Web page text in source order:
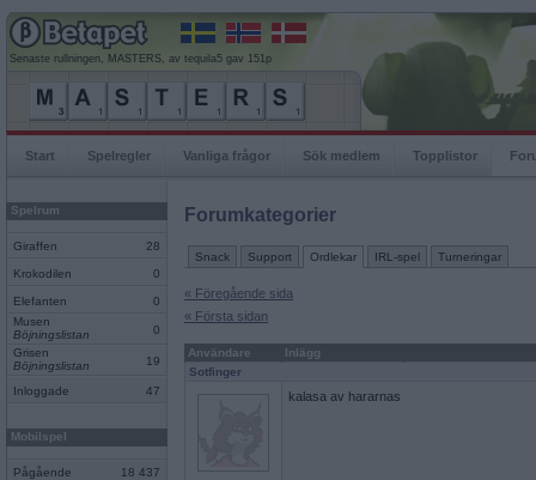
Senaste rullningen, MASTERS, av tequila5 gav 151p
Start Spelregler Vanliga frågor Sök medlem Topplistor
Spelrum
Giraffen 28
Krokodilen 0
Elefanten
0
Musen
Böjningslistan
0
Grisen
Böjningslistan
19
Inloggade 47
Mobilspel
Pågående 18 437
Forumkategorier
Snack Support Ordlekar IRL-spel Turneringar
« Föregående sida
« Första sidan
Användare
Inlägg
Sotfinger
kalasa av hararnas